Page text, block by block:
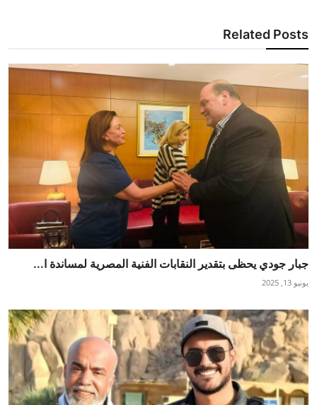
Related Posts
جبار جودي يحظى بتقدير النقابات الفنية المصرية لمساندة ا...
يونيو 13, 2025